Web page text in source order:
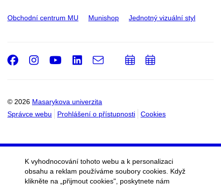
Obchodní centrum MU Munishop Jednotný vizuální styl
© 2026 Masarykova univerzita
Správce webu
Prohlášení o přístupnosti Cookies
Facebook
Instagram
Youtube
LinkedIn
e-
PřidatPřidat
K vyhodnocování tohoto webu a k personalizaci
obsahu a reklam používáme soubory cookies. Když
klikněte na „přijmout cookies", poskytnete nám